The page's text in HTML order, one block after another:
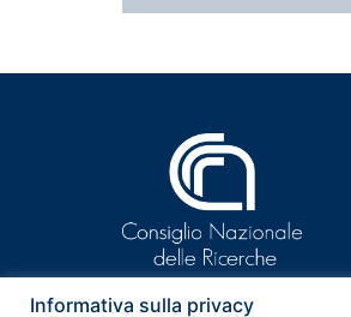
Informativa sulla privacy